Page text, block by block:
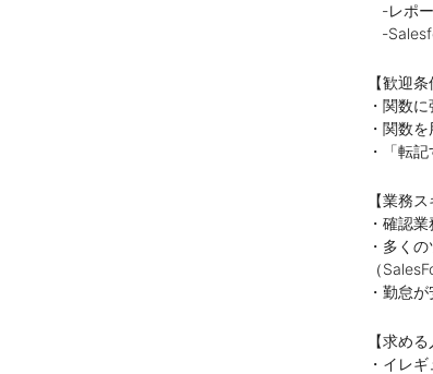
‐レポ
【歓迎条
・関数
・関数
・「転
【業務
・確認
・多く
（
・勤怠
【求める
・イレ